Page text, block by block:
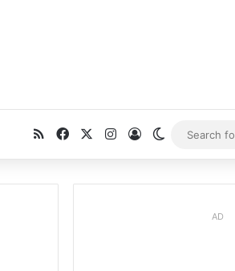
RSS FacebookInstagram
Log InSwitch skin
AD